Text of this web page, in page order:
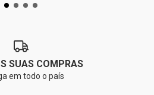
SUAS COMPRAS
em todo o país